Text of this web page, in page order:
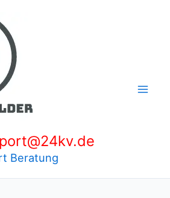
Beratung